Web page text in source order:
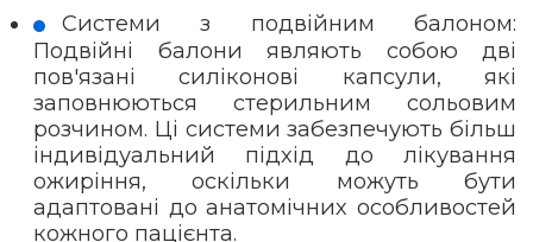
Системи з подвійним балоном:
Подвійні балони являють собою дві
пов'язані силіконові капсули, які
заповнюються стерильним сольовим
розчином. Ці системи забезпечують більш
індивідуальний підхід до лікування
ожиріння, оскільки можуть бути
адаптовані до анатомічних особливостей
кожного пацієнта.